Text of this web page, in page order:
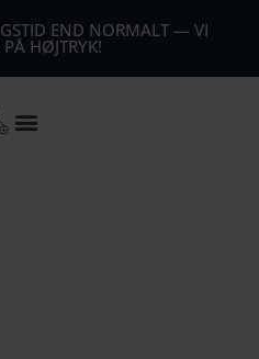
END NORMALT — VI
PÅ HØJTRYK!